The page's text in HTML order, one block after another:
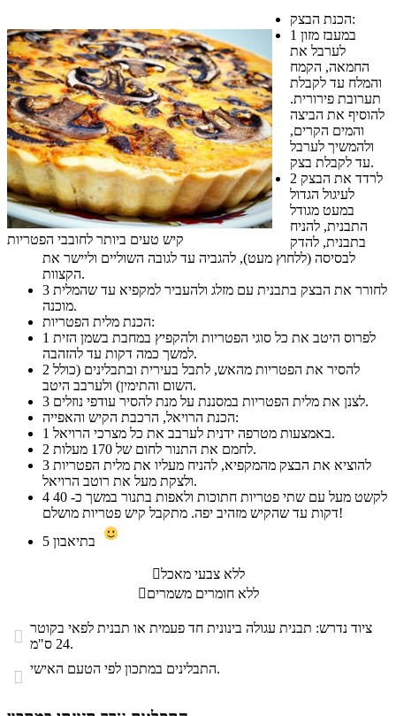
קיש טעים ביותר לחובבי הפטריות
הכנת הבצק:
1
לערבל את
החמאה, הקמח
והמלח עד לקבלת
תערובת פירורית.
להוסיף את הביצה
והמים הקרים,
ולהמשיך לערבל
עד לקבלת בצק.
2
לעיגול הגדול
במעט מגודל
התבנית, להניח
בתבנית, להדק
לבסיסה (ללחוץ מעט), להגביה עד לגובה השוליים וליישר את
הקצוות.
3
מוכנה.
הכנת מלית הפטריות:
1
למשך כמה דקות עד להזהבה.
2
השום והתימין) ולערבב היטב.
3
לצנן את מלית הפטריות במסננת על מנת להסיר עודפי נוזלים.
הכנת הרויאל, הרכבת הקיש והאפייה:
1
באמצעות מטרפה ידנית לערבב את כל מצרכי הרויאל.
2
לחמם את התנור לחום של 170 מעלות.
3
ולצקת מעל את רוטב הרויאל.
4
דקות עד שהקיש מזהיב יפה. מתקבל קיש פטריות מושלם!
5
ללא צבעי מאכל
ללא חומרים משמרים
 ציוד נדרש: תבנית עגולה בינונית חד פעמית או תבנית לפאי בקוטר
24 ס"מ.
 התבלינים במתכון לפי הטעם האישי.